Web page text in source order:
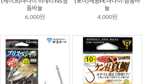
돔바늘
6,000원
늘
4,000원